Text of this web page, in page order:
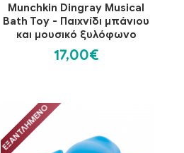
Munchkin Dingray Musical
Bath Toy - Παιχνίδι μπάνιου
και μουσικό ξυλόφωνο
17,00€
ΕΞΑΝΤΛΗΜΈΝΟ